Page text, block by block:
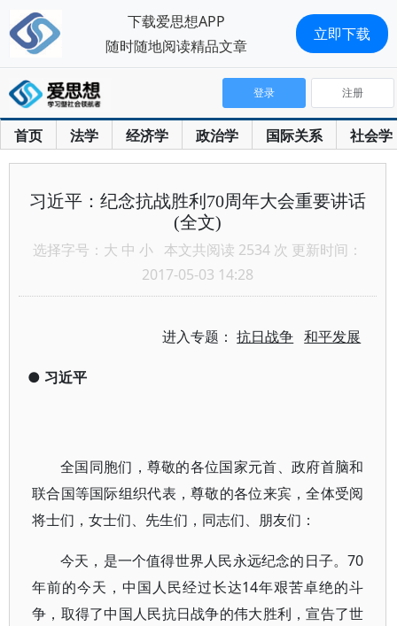
首页 法学 经济学 政治学 国际关系 社会学
登录 注册
习近平：纪念抗战胜利70周年大会重要讲话
(全文)
选择字号： 大 中 小 本文共阅读 2534 次 更新时间：
2017-05-03 14:28
进入专题：抗日战争 和平发展
● 习近平
全国同胞们，尊敬的各位国家元首、政府首脑和
联合国等国际组织代表，尊敬的各位来宾，全体受阅
将士们，女士们、先生们，同志们、朋友们：
今天，是一个值得世界人民永远纪念的日子。70
年前的今天，中国人民经过长达14年艰苦卓绝的斗
争，取得了中国人民抗日战争的伟大胜利，宣告了世
下载爱思想APP
随时随地阅读精品文章
立即下载